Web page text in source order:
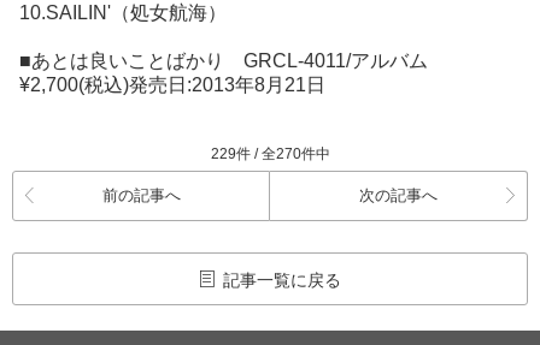
10.SAILIN'（処女航海）
■あとは良いことばかり GRCL-4011/アルバム
¥2,700(税込)発売日:2013年8月21日
229件 / 全270件中
前の記事へ 次の記事へ
記事一覧に戻る